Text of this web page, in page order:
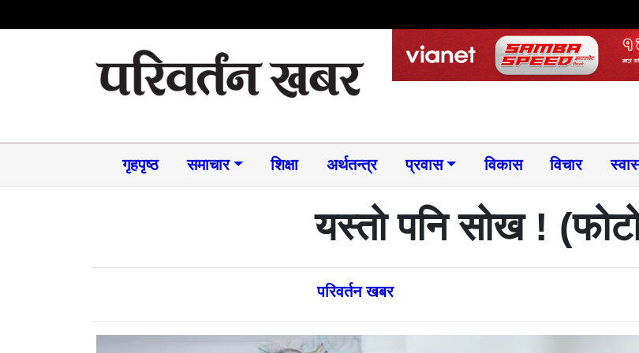
गृहपृष्ठ समाचार​ शिक्षा अर्थतन्त्र प्रवास विकास विचार
यस्तो पनि सोख !
परिवर्तन खबर